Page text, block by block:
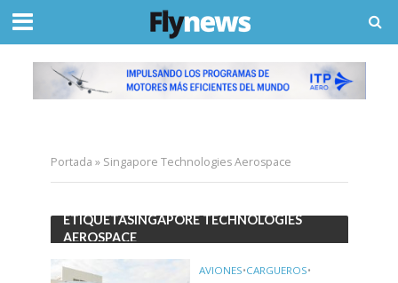
Portada » Singapore Technologies Aerospace
ETIQUETASINGAPORE TECHNOLOGIES
AEROSPACE
AVIONES•CARGUEROS•